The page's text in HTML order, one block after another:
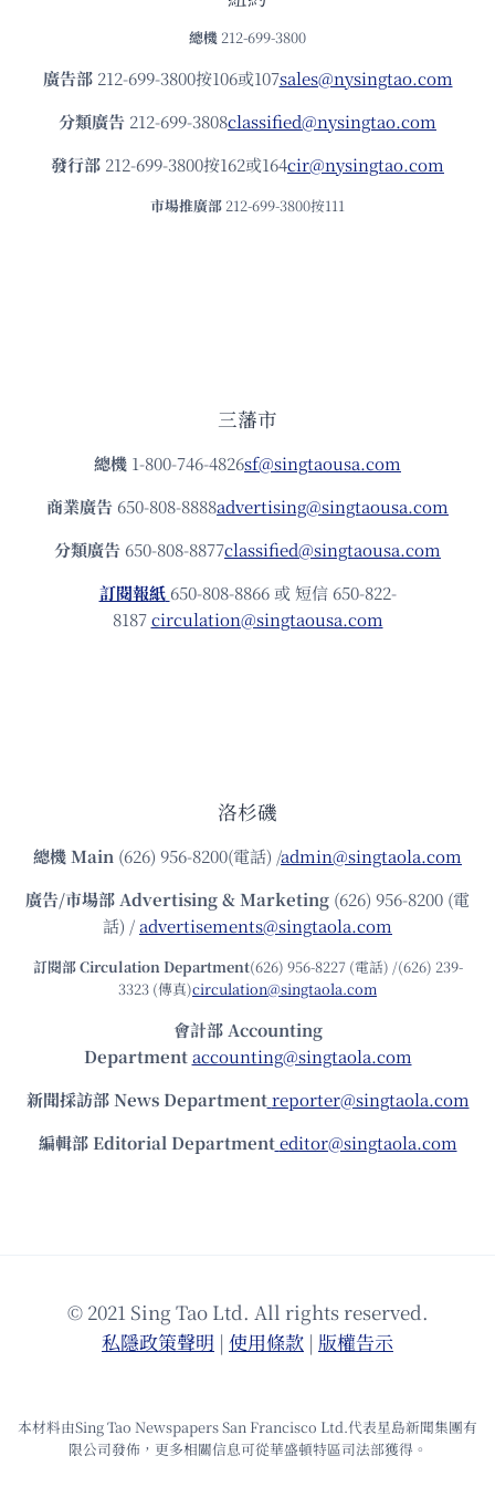
總機 212-699-3800
廣告部212-699-3800按106或107sales@nysingtao.com
分類廣告 212-699-3808classified@nysingtao.com
發⾏部 212-699-3800按162或164cir@nysingtao.com
市場推廣部 212-699-3800按111
三藩市
總機 1-800-746-4826sf@singtaousa.com
商業廣告 650-808-8888advertising@singtaousa.com
分類廣告 650-808-8877classified@singtaousa.com
訂閱報紙 650-808-8866 或 短信 650-822-
8187circulation@singtaousa.com
洛杉磯
總機Main (626) 956-8200(電話) /admin@singtaola.com
廣告/市場部Advertising & Marketing (626) 956-8200 (電
話) /advertisements@singtaola.com
訂閱部 Circulation Department(626) 956-8227 (電話) /(626) 239-
3323 (傳真)circulation@singtaola.com
會計部 Accounting
Department accounting@singtaola.com
新聞採訪部 News Department reporter@singtaola.com
編輯部 Editorial Department editor@singtaola.com
© 2021 Sing Tao Ltd. All rights reserved.
私隱政策聲明 | 使⽤條款 | 版權告⽰
本材料由Sing Tao Newspapers San Francisco Ltd.代表星島新聞集團有
限公司發佈，更多相關信息可從華盛頓特區司法部獲得。